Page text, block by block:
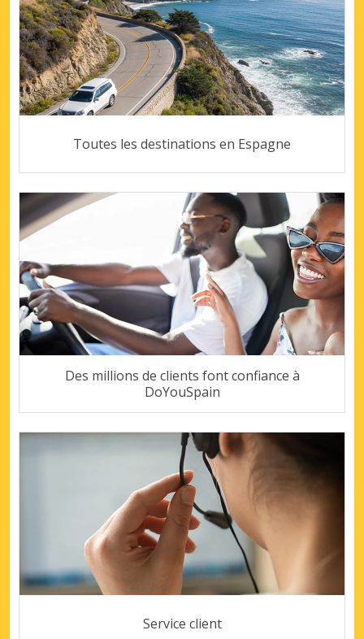
Toutes les destinations en Espagne
Des millions de clients font confiance à
DoYouSpain
Service client